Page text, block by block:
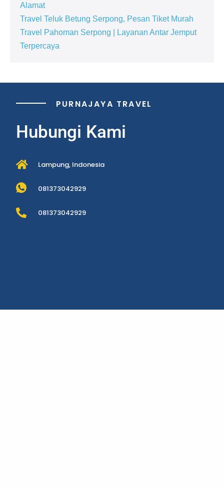
Alamat
Travel Teluk Betung Serpong, Pesan Tiket Murah
Travel Pahoman Serpong | Layanan Antar Jemput
Terpercaya
PURNAJAYA TRAVEL
Hubungi Kami
Lampung, Indonesia
081373042929
081373042929